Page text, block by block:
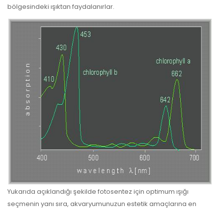
bölgesindeki ışıktan faydalanırlar.
Yukarıda açıklandığı şekilde fotosentez için optimum ışığı
seçmenin yanı sıra, akvaryumunuzun estetik amaçlarına en